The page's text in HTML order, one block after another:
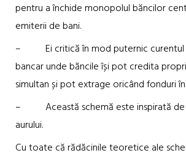
pentru a închide monopolul băncilor
emiterii de bani.
– Ei critică în mod puternic curentul
bancar unde băncile își pot credita
simultan și pot extrage oricând fonduri
– Această schemă este inspirată de
aurului.
Cu toate că rădăcinile teoretice ale